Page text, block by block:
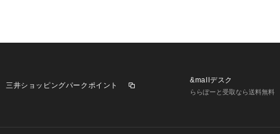
三井ショッピングパークポイント
&mallデスク
ららぽーと受取なら送料無料